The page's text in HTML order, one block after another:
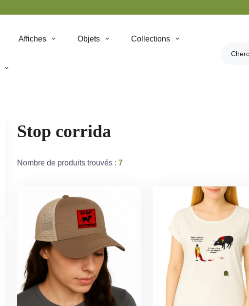
Affiches Objets Collections
Stop corrida
Nombre de produits trouvés : 7